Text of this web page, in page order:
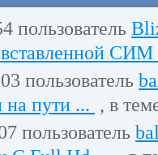
пользователь
вставленной
пользователь
пути ... , в
пользователь